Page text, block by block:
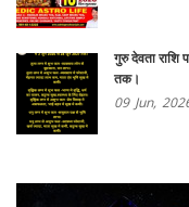
गुरु देवता
तक।
09 Jun,